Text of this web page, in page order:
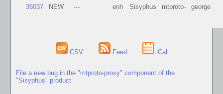
36037 NEW --- enh Sisyphus mtproto- george
CSV Feed iCal
File a new bug in the "mtproto-proxy" component of the
"Sisyphus" product